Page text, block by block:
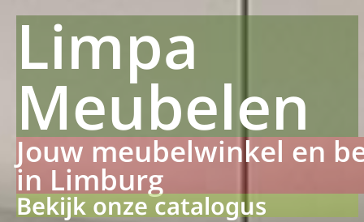
Limpa
Meubelen
Jouw meubelwinkel en
in Limburg
Bekijk onze catalogus